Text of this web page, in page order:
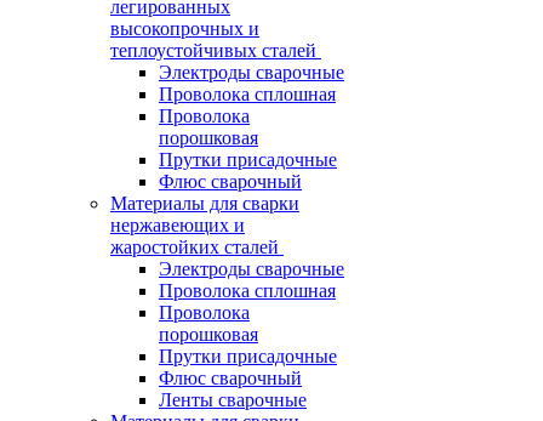
легированных
высокопрочных и
теплоустойчивых сталей
Электроды сварочные
Проволока сплошная
Проволока
порошковая
Прутки присадочные
Флюс сварочный
Материалы для сварки
нержавеющих и
жаростойких сталей
Электроды сварочные
Проволока сплошная
Проволока
порошковая
Прутки присадочные
Флюс сварочный
Ленты сварочные